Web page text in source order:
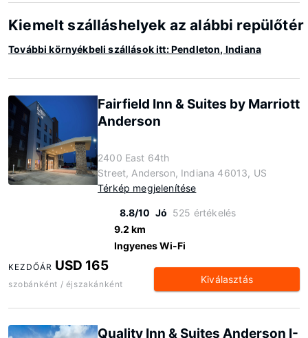
Kiemelt szálláshelyek az alábbi
További környékbeli szállások itt: Pendleton, Indiana
Fairfield Inn & Suites by Marriott
Anderson
2400 East 64th
Street, Anderson, Indiana 46013, US
Térkép megjelenítése
8.8/10 Jó 525 értékelés
9.2 km
Ingyenes Wi-Fi
KEZDŐÁR USD 165
szobánként / éjszakánként Kiválasztás
Quality Inn & Suites Anderson I-